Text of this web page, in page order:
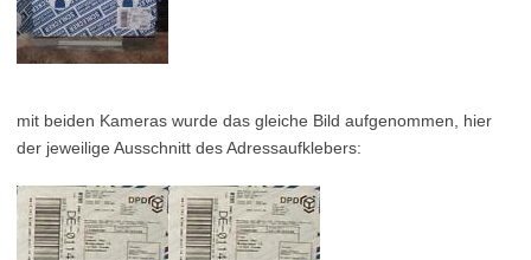
mit beiden Kameras wurde das gleiche Bild aufgenommen, hier
der jeweilige Ausschnitt des Adressaufklebers: